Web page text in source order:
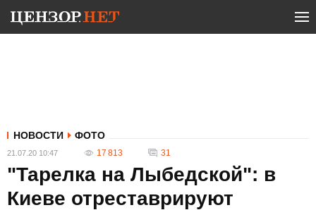
НОВОСТИ ФОТО
21.07.20 10:47 17 813 31
"Тарелка на Лыбедской": в
Киеве отреставрируют